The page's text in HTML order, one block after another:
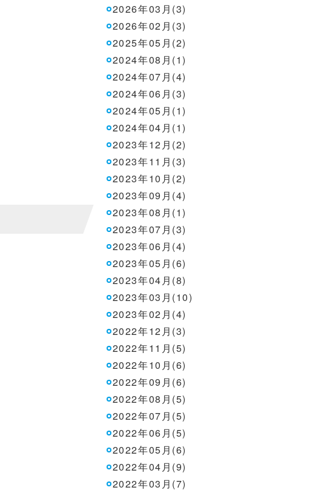
2026年03月(3)
2026年02月(3)
2025年05月(2)
2024年08月(1)
2024年07月(4)
2024年06月(3)
2024年05月(1)
2024年04月(1)
2023年12月(2)
2023年11月(3)
2023年10月(2)
2023年09月(4)
2023年08月(1)
2023年07月(3)
2023年06月(4)
2023年05月(6)
2023年04月(8)
2023年03月(10)
2023年02月(4)
2022年12月(3)
2022年11月(5)
2022年10月(6)
2022年09月(6)
2022年08月(5)
2022年07月(5)
2022年06月(5)
2022年05月(6)
2022年04月(9)
2022年03月(7)